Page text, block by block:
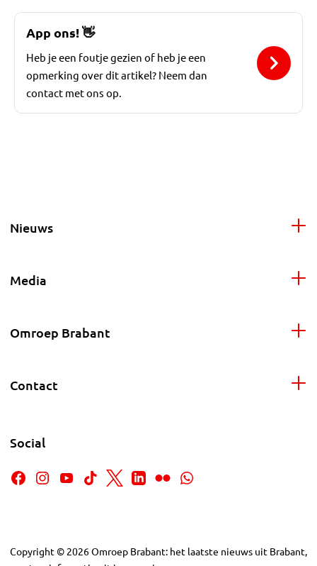
App ons!👋
Heb je een foutje gezien of heb je een
opmerking over dit artikel? Neem dan
contact met ons op.
Nieuws
Media
Omroep Brabant
Contact
Social
Copyright © 2026Omroep Brabant: het laatste nieuws uit Brabant,